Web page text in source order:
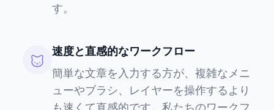
す。
速度と直感的なワークフロー
簡単な文章を入力する方が、複雑なメニ
ューやブラシ、レイヤーを操作するより